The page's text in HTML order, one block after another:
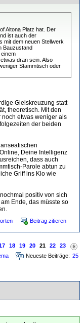
Altona Platz hat. Der
ist auch der
mit dem neuen Stellwerk
Bauzustand
dran sein. Also
Stammtisch oder
Gleiskreuzung statt
theoretisch. Mit den
etwas weniger als
der beiden
Deine Intelligenz
dass auch
Parole abtun zu
Griff ins Klo wie
positiv von sich
Ende, das müsste so
Beitrag zitieren
18 19 20 21 22
23
Neueste Beiträge: 25